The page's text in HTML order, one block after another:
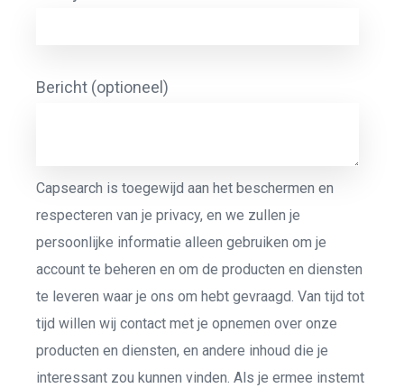
Bericht (optioneel)
Capsearch is toegewijd aan het beschermen en
respecteren van je privacy, en we zullen je
persoonlijke informatie alleen gebruiken om je
account te beheren en om de producten en diensten
te leveren waar je ons om hebt gevraagd. Van tijd tot
tijd willen wij contact met je opnemen over onze
producten en diensten, en andere inhoud die je
interessant zou kunnen vinden. Als je ermee instemt